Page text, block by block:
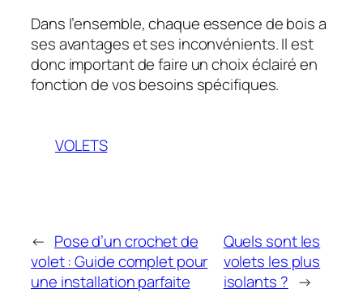
Dans l’ensemble, chaque essence de bois a
ses avantages et ses inconvénients. Il est
donc important de faire un choix éclairé en
fonction de vos besoins spécifiques.
VOLETS
← Pose d’un crochet de
volet : Guide complet pour
une installation parfaite
Quels sont les
volets les plus
isolants ? →